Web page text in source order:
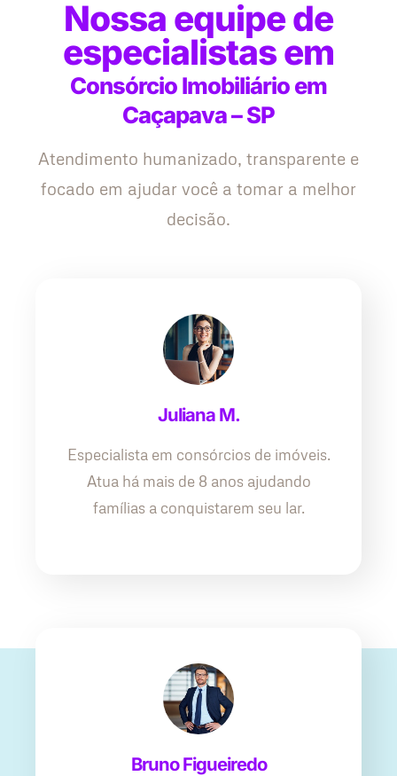
Nossa equipe de
especialistas em
Consórcio Imobiliário em
Caçapava – SP
Atendimento humanizado, transparente e
focado em ajudar você a tomar a melhor
decisão.
Juliana M.
Especialista em consórcios de imóveis.
Atua há mais de 8 anos ajudando
famílias a conquistarem seu lar.
Bruno Figueiredo